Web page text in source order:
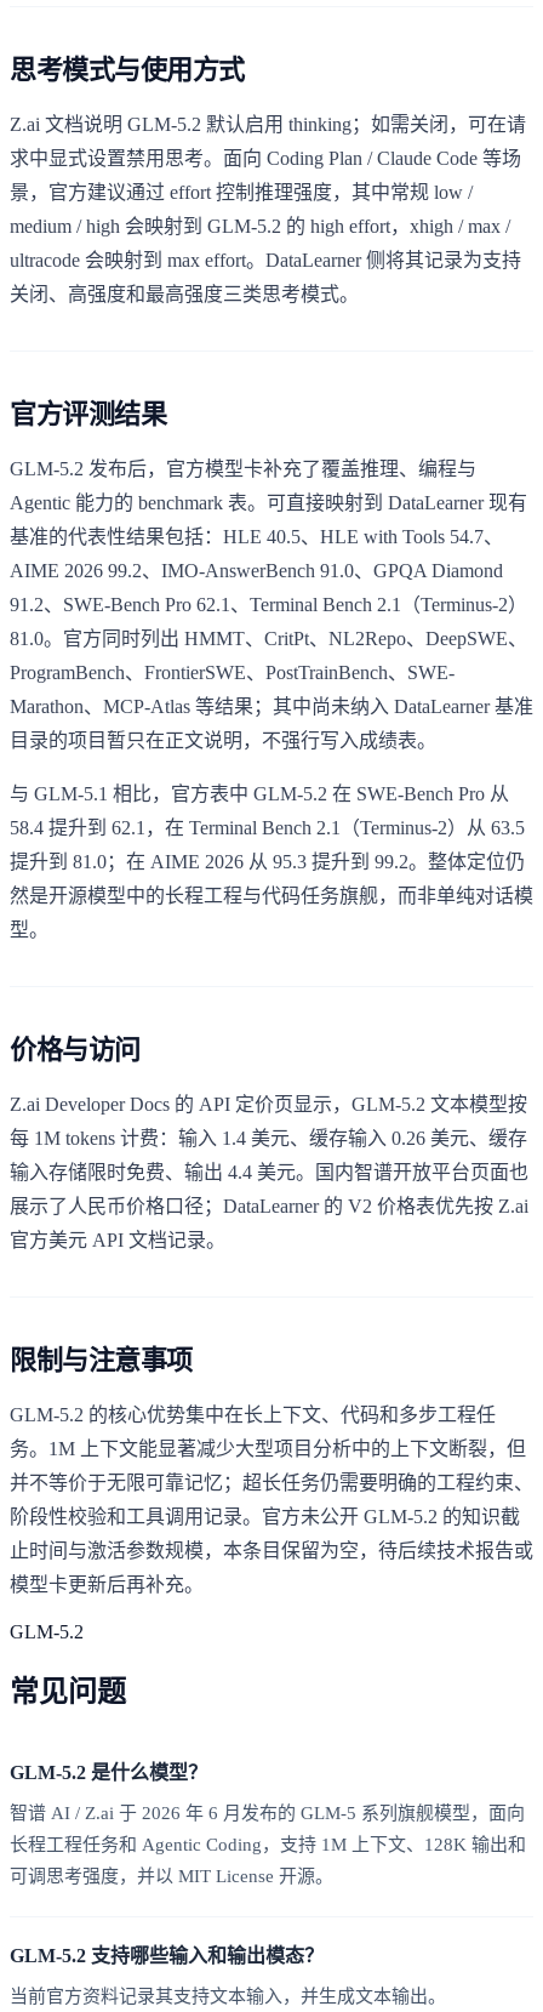
思考模式与使用方式
Z.ai 文档说明 GLM-5.2 默认启用 thinking；如需关闭，可在请
求中显式设置禁用思考。面向 Coding Plan / Claude Code 等场
景，官方建议通过 effort 控制推理强度，其中常规 low /
medium / high 会映射到 GLM-5.2 的 high effort，xhigh / max /
ultracode 会映射到 max effort。DataLearner 侧将其记录为支持
关闭、高强度和最高强度三类思考模式。
官方评测结果
GLM-5.2 发布后，官方模型卡补充了覆盖推理、编程与
Agentic 能力的 benchmark 表。可直接映射到 DataLearner 现有
基准的代表性结果包括：HLE 40.5、HLE with Tools 54.7、
AIME 2026 99.2、IMO-AnswerBench 91.0、GPQA Diamond
91.2、SWE-Bench Pro 62.1、Terminal Bench 2.1（Terminus-2）
81.0。官方同时列出 HMMT、CritPt、NL2Repo、DeepSWE、
ProgramBench、FrontierSWE、PostTrainBench、SWE-
Marathon、MCP-Atlas 等结果；其中尚未纳入 DataLearner 基准
目录的项目暂只在正文说明，不强行写入成绩表。
与 GLM-5.1 相比，官方表中 GLM-5.2 在 SWE-Bench Pro 从
58.4 提升到 62.1，在 Terminal Bench 2.1（Terminus-2）从 63.5
提升到 81.0；在 AIME 2026 从 95.3 提升到 99.2。整体定位仍
然是开源模型中的长程工程与代码任务旗舰，而非单纯对话模
型。
价格与访问
Z.ai Developer Docs 的 API 定价页显示，GLM-5.2 文本模型按
每 1M tokens 计费：输入 1.4 美元、缓存输入 0.26 美元、缓存
输入存储限时免费、输出 4.4 美元。国内智谱开放平台页面也
展示了人民币价格口径；DataLearner 的 V2 价格表优先按 Z.ai
官方美元 API 文档记录。
限制与注意事项
GLM-5.2 的核心优势集中在长上下文、代码和多步工程任
务。1M 上下文能显著减少大型项目分析中的上下文断裂，但
并不等价于无限可靠记忆；超长任务仍需要明确的工程约束、
阶段性校验和工具调用记录。官方未公开 GLM-5.2 的知识截
止时间与激活参数规模，本条目保留为空，待后续技术报告或
模型卡更新后再补充。
GLM-5.2
常见问题
GLM-5.2 是什么模型？
智谱 AI / Z.ai 于 2026 年 6 月发布的 GLM-5 系列旗舰模型，面向
长程工程任务和 Agentic Coding，支持 1M 上下文、128K 输出和
可调思考强度，并以 MIT License 开源。
GLM-5.2 支持哪些输入和输出模态？
当前官方资料记录其支持文本输入，并生成文本输出。